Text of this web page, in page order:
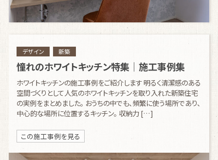
デザイン 新築
憧れのホワイトキッチン特集｜施工事例集
ホワイトキッチンの施工事例をご紹介します 明るく清潔感のある
空間づくりとして人気のホワイトキッチンを取り入れた新築住宅
の実例をまとめました。 おうちの中でも、頻繁に使う場所であり、
中心的な場所に位置するキッチン。 収納力 […]
この施工事例を見る